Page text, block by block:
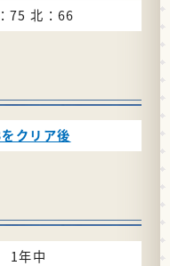
75 北：66
クリア後
1年中